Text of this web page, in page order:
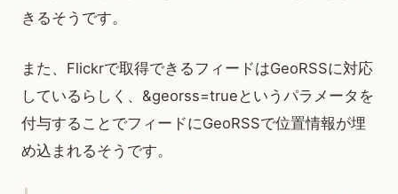
きるそうです。
また、Flickrで取得できるフィードはGeoRSSに対応
しているらしく、&georss=trueというパラメータを
付与することでフィードにGeoRSSで位置情報が埋
め込まれるそうです。